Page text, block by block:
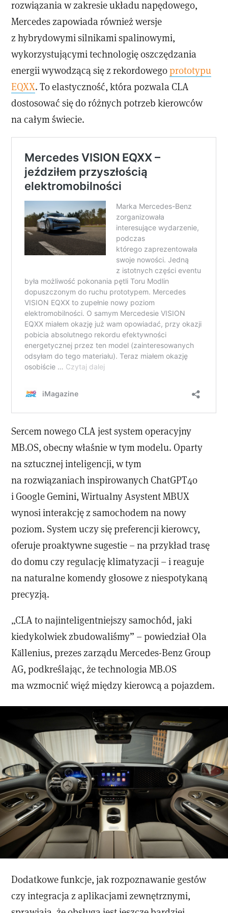
rozwiązania w zakresie układu napędowego,
Mercedes zapowiada również wersje
z hybrydowymi silnikami spalinowymi,
wykorzystującymi technologię oszczędzania
energii wywodzącą się z rekordowegoprototypu
EQXX. To elastyczność, która pozwala CLA
dostosować się do różnych potrzeb kierowców
na całym świecie.
Sercem nowego CLA jest system operacyjny
MB.OS, obecny właśnie w tym modelu. Oparty
na sztucznej inteligencji, w tym
na rozwiązaniach inspirowanych ChatGPT4o
i Google Gemini, Wirtualny Asystent MBUX
wynosi interakcję z samochodem na nowy
poziom. System uczy się preferencji kierowcy,
oferuje proaktywne sugestie – na przykład trasę
do domu czy regulację klimatyzacji – i reaguje
na naturalne komendy głosowe z niespotykaną
precyzją.
„CLA to najinteligentniejszy samochód, jaki
kiedykolwiek zbudowaliśmy” – powiedział Ola
Källenius, prezes zarządu Mercedes-Benz Group
AG, podkreślając, że technologia MB.OS
ma wzmocnić więź między kierowcą a pojazdem.
Dodatkowe funkcje, jak rozpoznawanie gestów
czy integracja z aplikacjami zewnętrznymi,